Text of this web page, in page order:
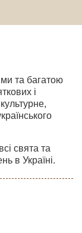
та багатою
і
свята та
в Україні.